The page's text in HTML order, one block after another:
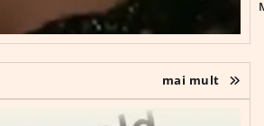
mai mult